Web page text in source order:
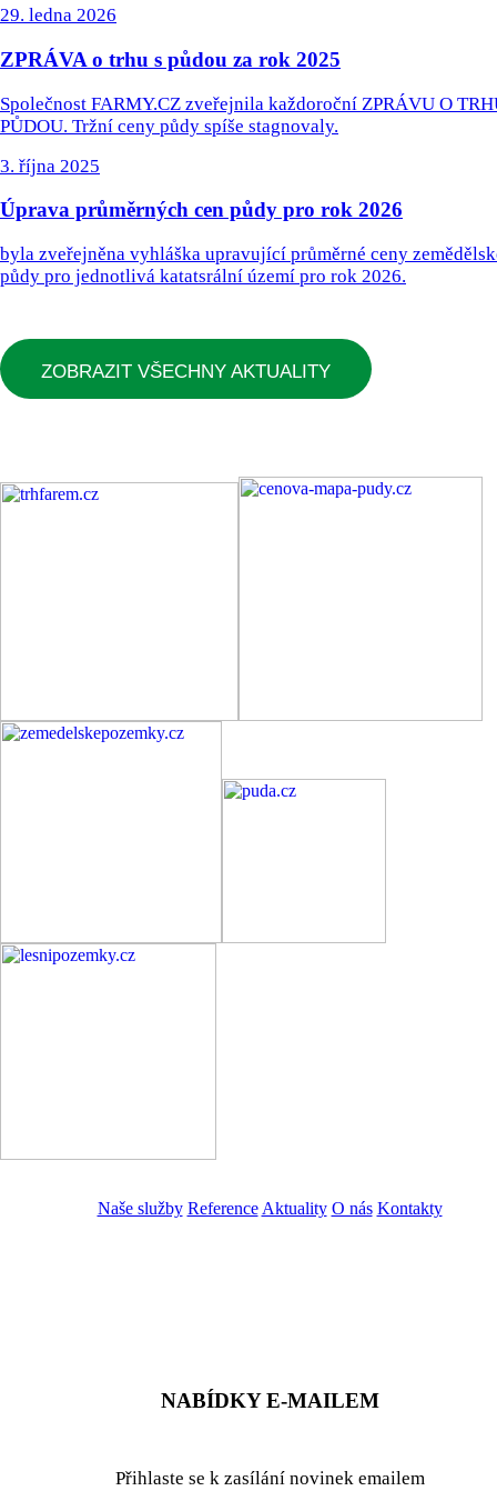
29. ledna 2026
ZPRÁVA o trhu s půdou za rok 2025
Společnost FARMY.CZ zveřejnila každoroční ZPRÁVU O
PŮDOU. Tržní ceny půdy spíše stagnovaly.
3. října 2025
Úprava průměrných cen půdy pro rok 2026
byla zveřejněna vyhláška upravující průměrné ceny
půdy pro jednotlivá katatsrální území pro rok 2026.
ZOBRAZIT VŠECHNY AKTUALITY
Naše služby Reference Aktuality O nás Kontakty
NABÍDKY E-MAILEM
Přihlaste se k zasílání novinek emailem